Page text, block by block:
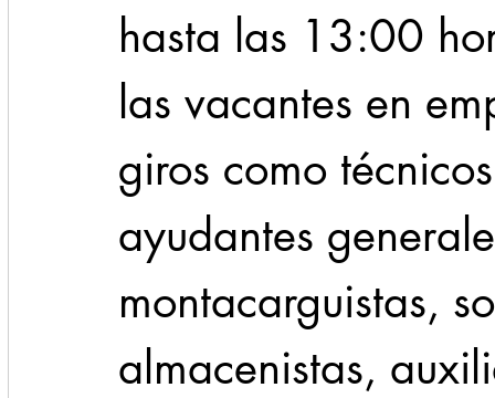
hasta las 13:00
las vacantes en
giros como
ayudantes
montacarguistas,
almacenistas,